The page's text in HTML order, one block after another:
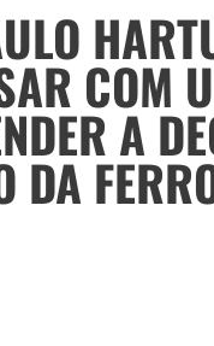
COM
A
DA